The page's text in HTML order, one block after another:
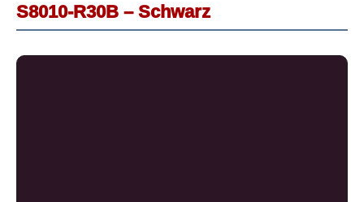
S8010-R30B – Schwarz